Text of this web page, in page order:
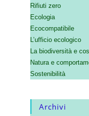
Rifiuti zero
Ecologia
Ecocompatibile
L’ufficio ecologico
La biodiversità e
Natura e
Sostenibilità
Archivi